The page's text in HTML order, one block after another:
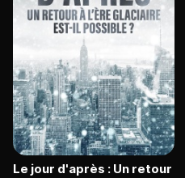
Le jour d'après : Un retour